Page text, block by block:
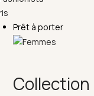
Prêt à porter
Collection